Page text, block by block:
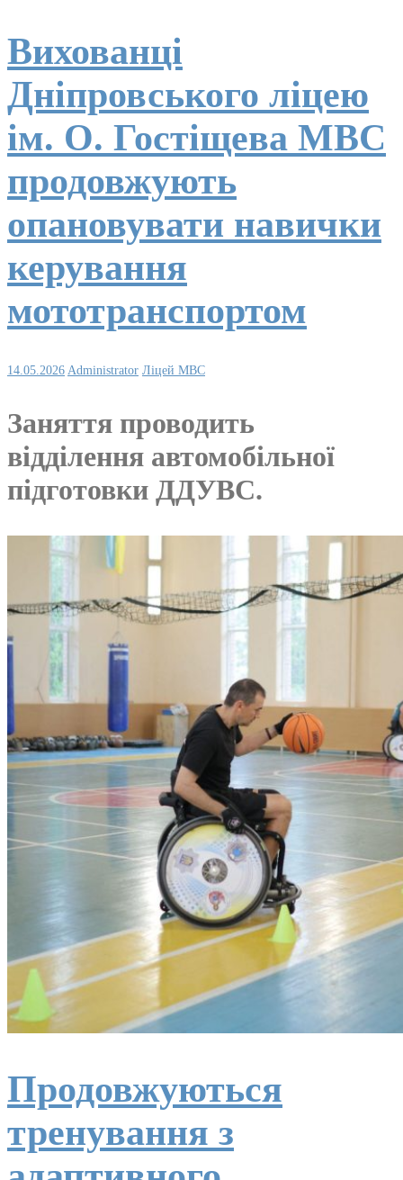
Вихованці
Дніпровського ліцею
ім. О. Гостіщева МВС
продовжують
опановувати навички
керування
мототранспортом
14.05.2026 Administrator Ліцей МВС
Заняття проводить
відділення автомобільної
підготовки ДДУВС.
Продовжуються
тренування з